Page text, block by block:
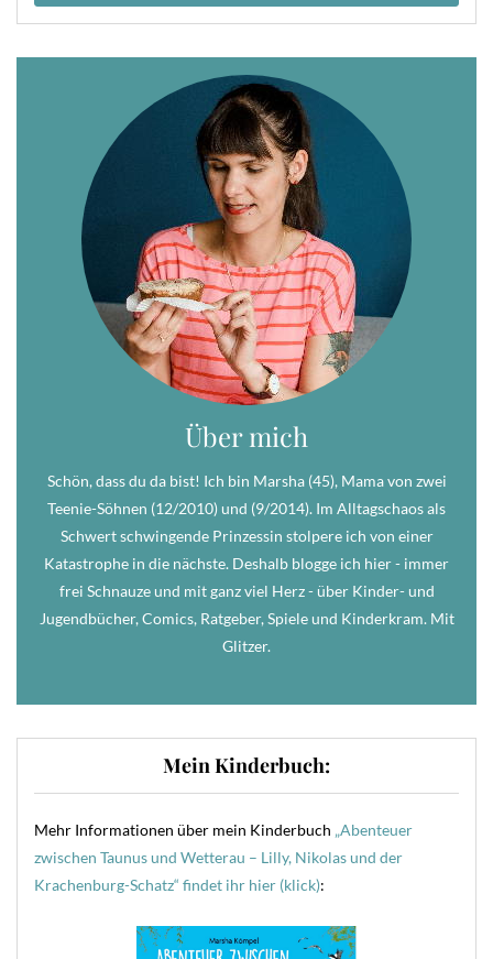
Über mich
Schön, dass du da bist! Ich bin Marsha (45), Mama von zwei
Teenie-Söhnen (12/2010) und (9/2014). Im Alltagschaos als
Schwert schwingende Prinzessin stolpere ich von einer
Katastrophe in die nächste. Deshalb blogge ich hier - immer
frei Schnauze und mit ganz viel Herz - über Kinder- und
Jugendbücher, Comics, Ratgeber, Spiele und Kinderkram. Mit
Glitzer.
Mein Kinderbuch:
Mehr Informationen über mein Kinderbuch „Abenteuer
zwischen Taunus und Wetterau – Lilly, Nikolas und der
Krachenburg-Schatz“ findet ihr hier (klick):